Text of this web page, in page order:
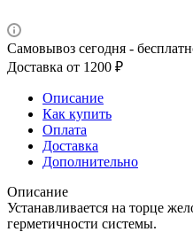
Самовывоз сегодня -
Доставка от 1200 ₽
Описание
Как купить
Оплата
Доставка
Дополнительно
Описание
Устанавливается на торце
герметичности системы.